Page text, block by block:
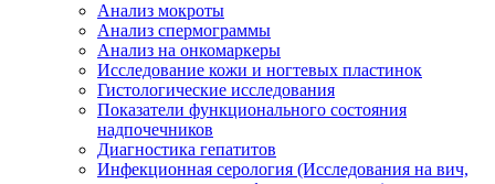
Анализ мокроты
Анализ спермограммы
Анализ на онкомаркеры
Исследование кожи и ногтевых пластинок
Гистологические исследования
Показатели функционального состояния
надпочечников
Диагностика гепатитов
Инфекционная серология (Исследования на вич,